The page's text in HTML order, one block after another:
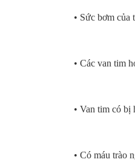
• Sức bơm của
• Các van tim
• Van tim có bị
• Có máu trào